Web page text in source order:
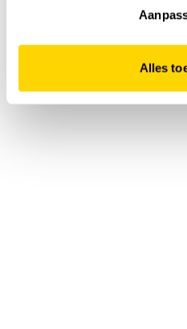
website niet optimaal
Alles